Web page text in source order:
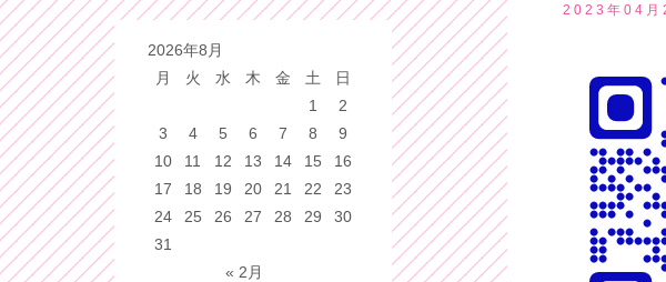
2023年04月
2026年8月
月
火 水 木 金 土
日
1
2
3
4 5 6 7 8
9
10
11 12 13 14 15
16
17
18 19 20 21 22
23
24
25 26 27 28 29
30
31
« 2月